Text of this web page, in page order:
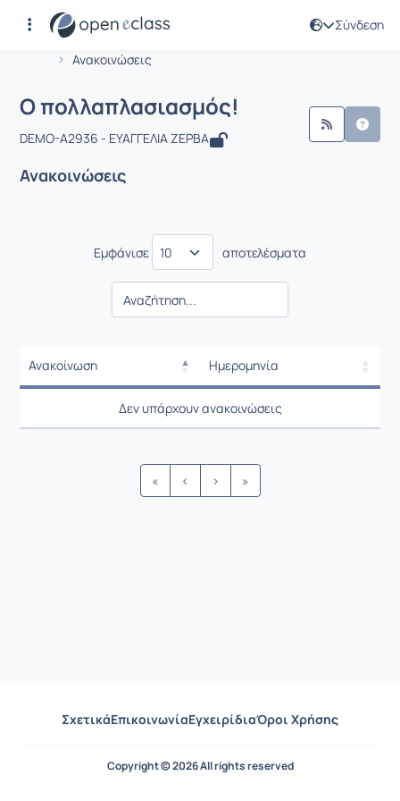
Σύνδεση
Αρχική Σελίδα
Ανακοινώσεις
Μάθημα : Ο πολλαπλασιασμός!
Ο πολλαπλασιασμός!
DEMO-A2936 - ΕΥΑΓΓΕΛΙΑ ΖΕΡΒΑ
Ανακοινώσεις
Εμφάνισε αποτελέσματα
Ανακοίνωση
Ημερομηνία
Ρυθμίσεις επιλογής /
Ρυθμίσεις επιλογής /
Δεν υπάρχουν ανακοινώσεις
« ‹ › »
ΣχετικάΕπικοινωνίαΕγχειρίδιαΌροι Χρήσης
Copyright © 2026 All rights reserved